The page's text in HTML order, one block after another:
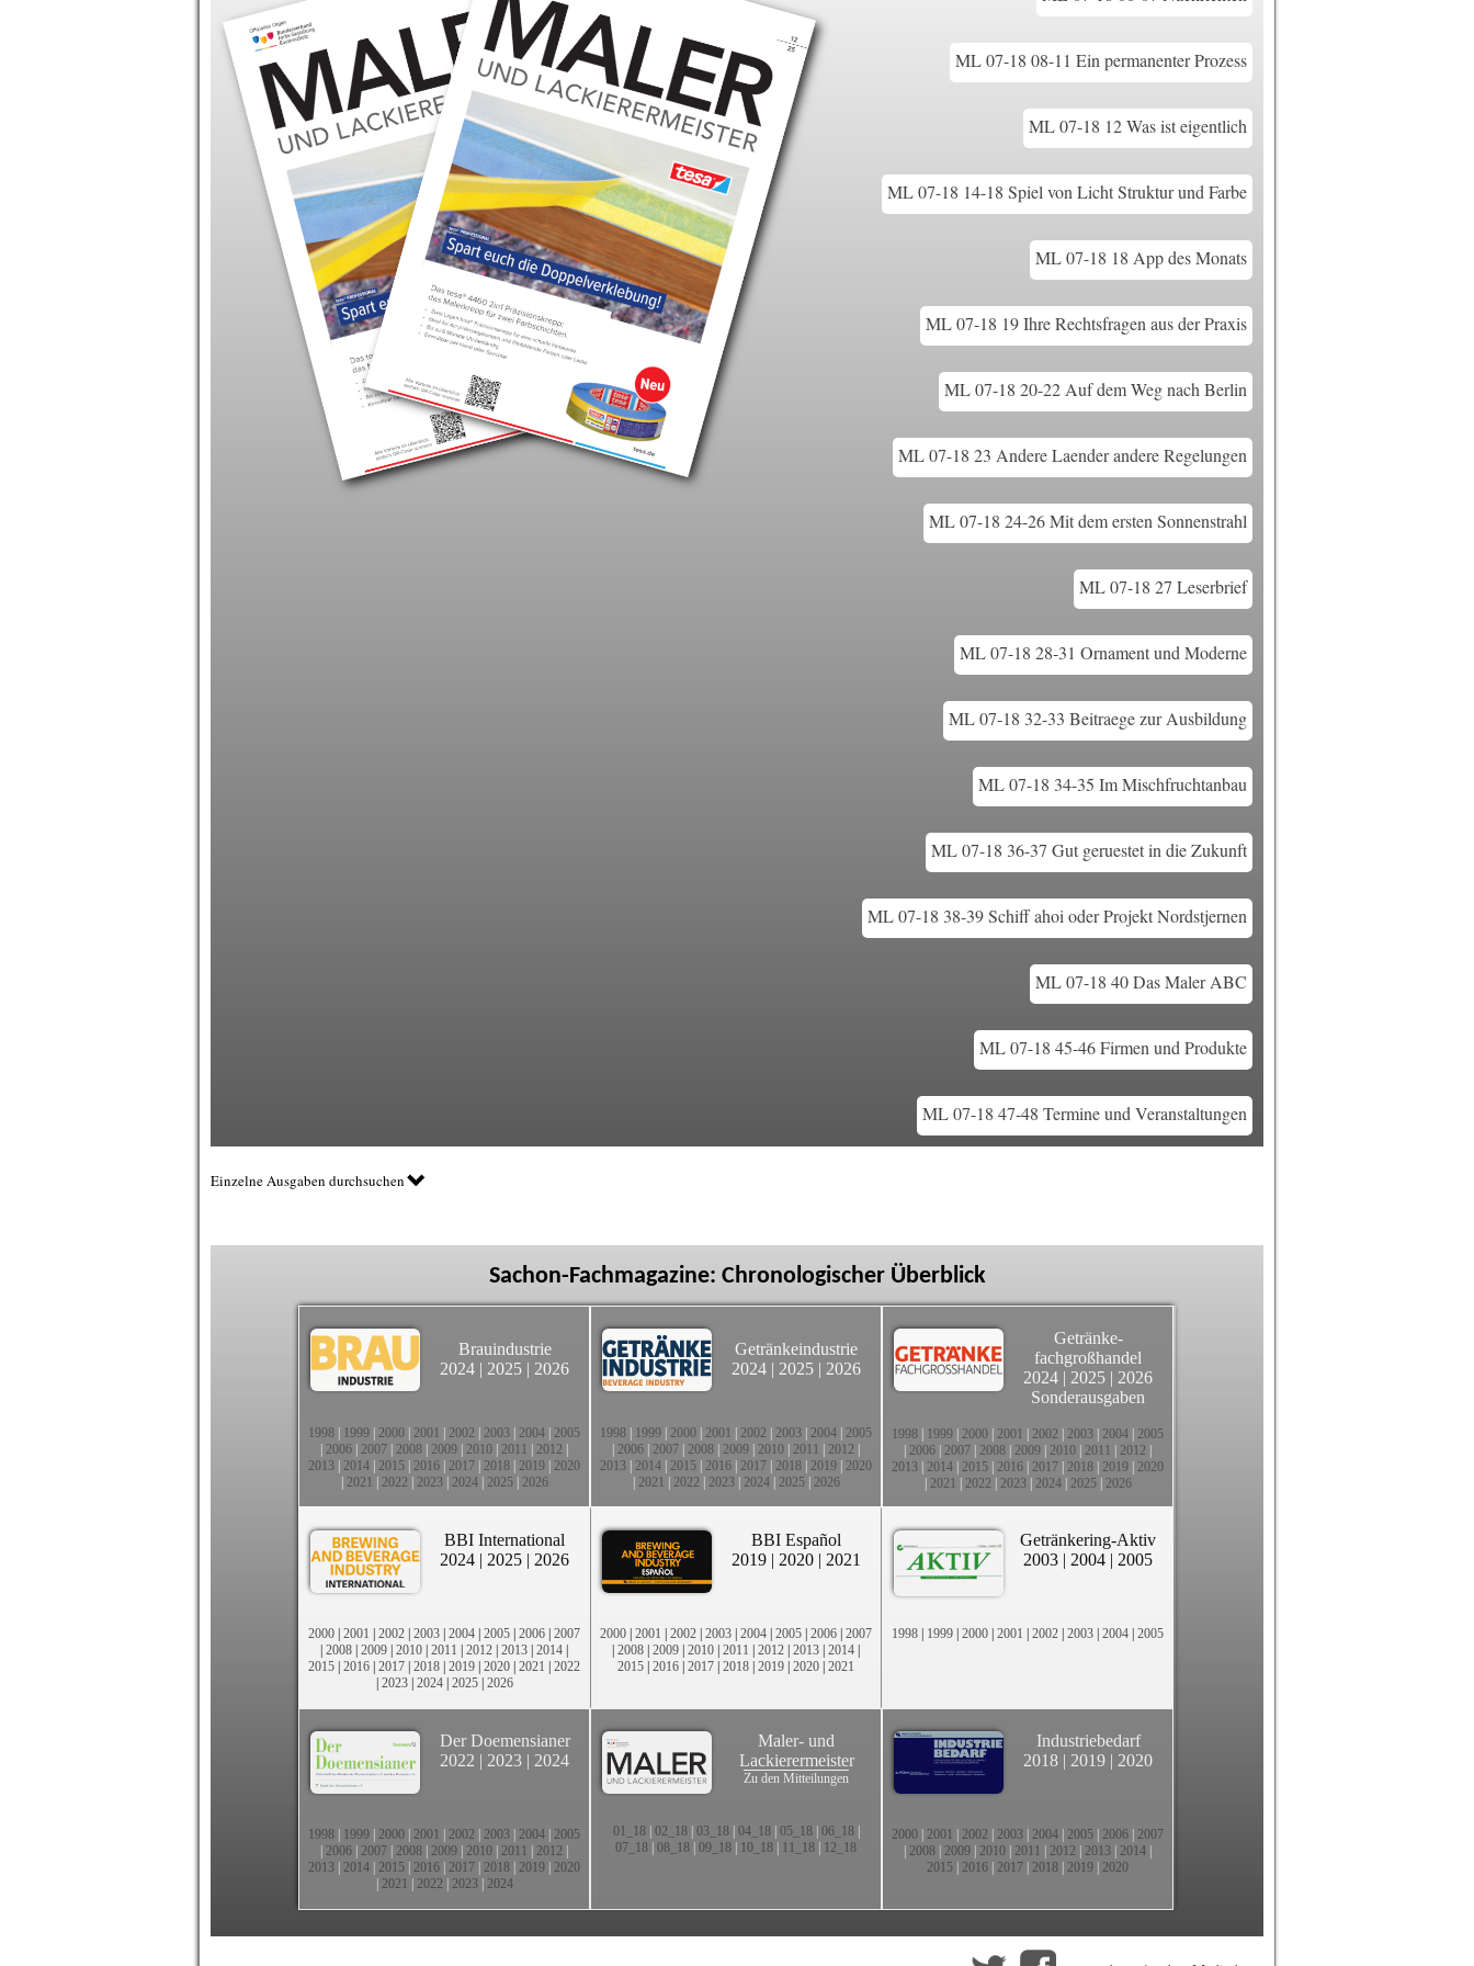
ML 07-18 08-11 Ein permanenter Prozess
ML 07-18 12 Was ist eigentlich
ML 07-18 14-18 Spiel von Licht Struktur und Farbe
ML 07-18 18 App des Monats
ML 07-18 19 Ihre Rechtsfragen aus der Praxis
ML 07-18 20-22 Auf dem Weg nach Berlin
ML 07-18 23 Andere Laender andere Regelungen
ML 07-18 24-26 Mit dem ersten Sonnenstrahl
ML 07-18 27 Leserbrief
ML 07-18 28-31 Ornament und Moderne
ML 07-18 32-33 Beitraege zur Ausbildung
ML 07-18 34-35 Im Mischfruchtanbau
ML 07-18 36-37 Gut geruestet in die Zukunft
ML 07-18 38-39 Schiff ahoi oder Projekt Nordstjernen
ML 07-18 40 Das Maler ABC
ML 07-18 45-46 Firmen und Produkte
ML 07-18 47-48 Termine und Veranstaltungen
Einzelne Ausgaben durchsuchen
Sachon-Fachmagazine: Chronologischer Überblick
Brauindustrie
2024 | 2025 | 2026
1998 1999 2000 2001 2002 2003 2004 2005
2006 2007 2008 2009 2010 2011 2012
2013 2014 2015 2016 2017 2018 2019 2020
2021 2022 2023| 2024| 2025| 2026
Getränkeindustrie
2024 | 2025 | 2026
1998 1999 2000 2001 2002 2003 2004 2005
2006 2007 2008 2009 2010 2011 2012
2013 2014 2015 2016 2017 2018 2019 2020
2021 2022 2023| 2024| 2025| 2026
Getränke-
fachgroßhandel
2024 | 2025 | 2026
Sonderausgaben
1998 1999 2000 2001 2002 2003 2004 2005
2006 2007 2008 2009 2010 2011 2012
2013 2014 2015 2016 2017 2018 2019 2020
2021 2022 2023| 2024| 2025| 2026
BBI International
2024 | 2025 | 2026
2000 | 2001 | 2002 | 2003 | 2004 | 2005 | 2006 | 2007
| 2008 | 2009 | 2010 | 2011 | 2012 | 2013 | 2014 |
2015 | 2016 | 2017 | 2018 | 2019 | 2020 | 2021 | 2022
| 2023| 2024| 2025| 2026
BBI Español
2019 | 2020 | 2021
2000 | 2001 | 2002 | 2003 | 2004 | 2005 | 2006 | 2007
| 2008 | 2009 | 2010 | 2011 | 2012 | 2013 | 2014 |
2015 | 2016 | 2017 | 2018 | 2019 | 2020 | 2021
Getränkering-Aktiv
2003 | 2004 | 2005
1998 | 1999 | 2000 | 2001 | 2002 | 2003 | 2004 | 2005
Der Doemensianer
2022 | 2023 | 2024
1998 1999 2000 2001 2002 2003 2004 2005
2006 2007 2008 2009 2010 2011 2012
2013 2014 2015 2016 2017 2018 2019 2020
2021 2022 2023| 2024
Maler- und
Lackierermeister
Zu den Mitteilungen
01_18| 02_18| 03_18| 04_18| 05_18| 06_18|
07_18 08_18 09_18 10_18 11_18 12_18
Industriebedarf
2018 | 2019 | 2020
2000 2001 2002 2003 2004 2005 2006 2007
2008 2009 2010 2011 2012 2013 2014
2015 2016 2017 2018 2019 2020